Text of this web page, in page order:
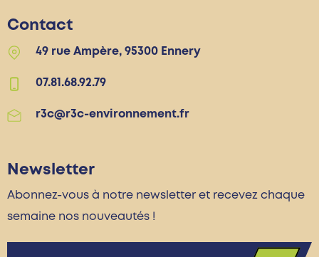
Contact
49 rue Ampère, 95300 Ennery
07.81.68.92.79
r3c@r3c-environnement.fr
Newsletter
Abonnez-vous à notre newsletter et recevez chaque
semaine nos nouveautés !